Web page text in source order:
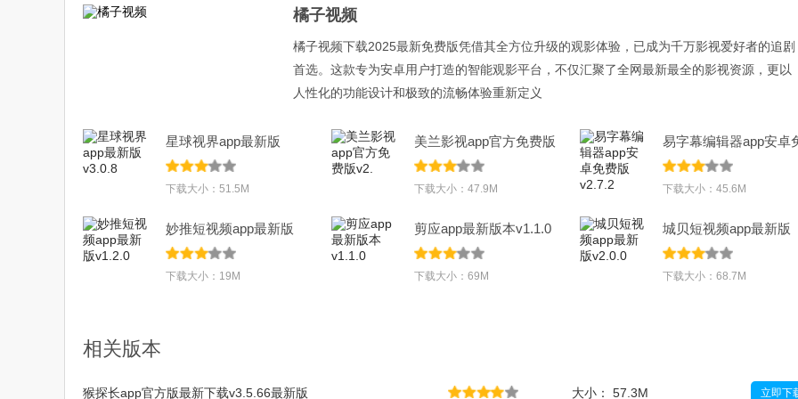
橘子视频
橘子视频下载2025最新免费版凭借其全方位升级的观影体验，已成为千万影视爱好者的追剧
首选。这款专为安卓用户打造的智能观影平台，不仅汇聚了全网最新最全的影视资源，更以
人性化的功能设计和极致的流畅体验重新定义
星球视界app最新版
v3.0.8
下载大小：51.5M
美兰影视app官方免费版
v2.
下载大小：47.9M
易字幕编辑器app安卓
费版v2.7.2
下载大小：45.6M
妙推短视频app最新版
v1.2.0
下载大小：19M
剪应app最新版本v1.1.0
下载大小：69M
城贝短视频app最新版
v2.0.0
下载大小：68.7M
相关版本
猴探长app官方版最新下载v3.5.66最新版 大小： 57.3M 立即下